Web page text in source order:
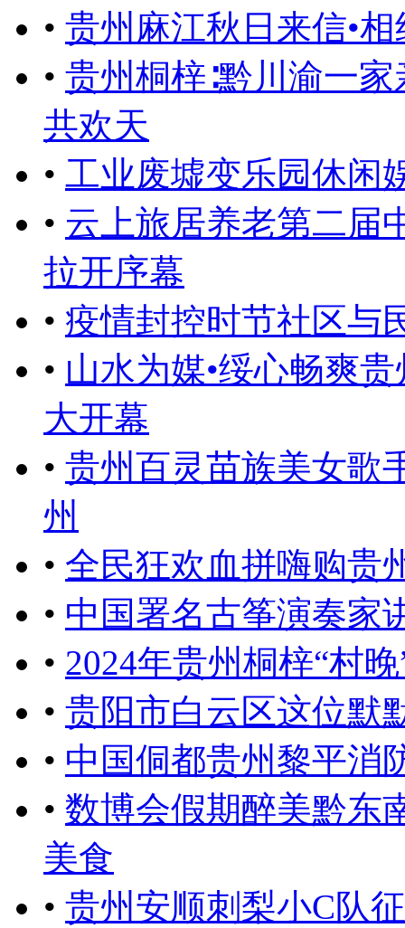
• 贵州麻江秋日来信•
• 贵州桐梓∶黔川渝一
共欢天
• 工业废墟变乐园休闲
• 云上旅居养老第二届
拉开序幕
• 疫情封控时节社区与
• 山水为媒•绥心畅爽
大开幕
• 贵州百灵苗族美女歌
州
• 全民狂欢血拼嗨购贵
• 中国署名古筝演奏家
• 2024年贵州桐梓“村
• 贵阳市白云区这位默
• 中国侗都贵州黎平消
• 数博会假期醉美黔东
美食
• 贵州安顺刺梨小C队